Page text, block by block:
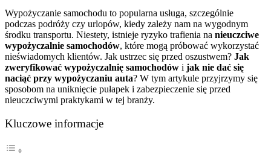
Wypożyczanie samochodu to popularna usługa, szczególnie
podczas podróży czy urlopów, kiedy zależy nam na wygodnym
środku transportu. Niestety, istnieje ryzyko trafienia na nieuczciwe
wypożyczalnie samochodów, które mogą próbować wykorzystać
nieświadomych klientów. Jak ustrzec się przed oszustwem? Jak
zweryfikować wypożyczalnię samochodów i jak nie dać się
naciąć przy wypożyczaniu auta? W tym artykule przyjrzymy się
sposobom na uniknięcie pułapek i zabezpieczenie się przed
nieuczciwymi praktykami w tej branży.
Kluczowe informacje